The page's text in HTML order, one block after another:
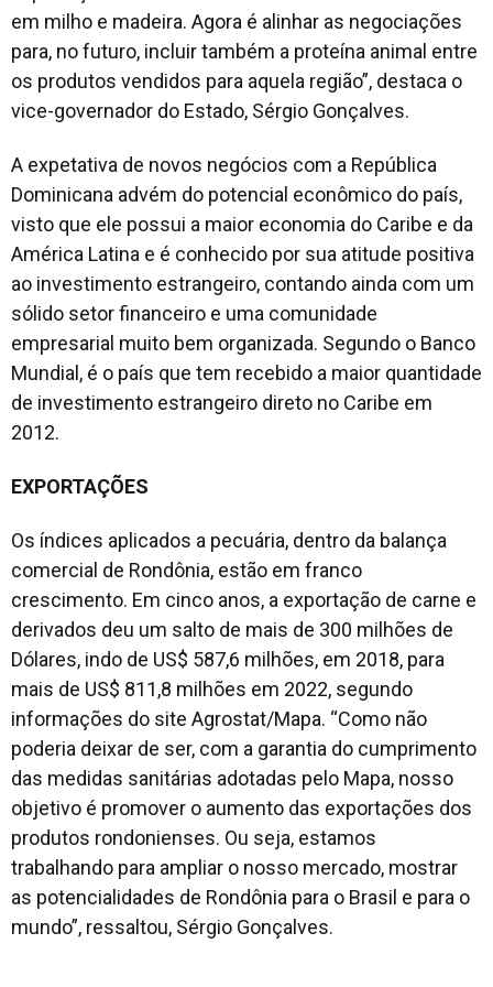
em milho e madeira. Agora é alinhar as negociações
para, no futuro, incluir também a proteína animal entre
os produtos vendidos para aquela região”, destaca o
vice-governador do Estado, Sérgio Gonçalves.
A expetativa de novos negócios com a República
Dominicana advém do potencial econômico do país,
visto que ele possui a maior economia do Caribe e da
América Latina e é conhecido por sua atitude positiva
ao investimento estrangeiro, contando ainda com um
sólido setor financeiro e uma comunidade
empresarial muito bem organizada. Segundo o Banco
Mundial, é o país que tem recebido a maior quantidade
de investimento estrangeiro direto no Caribe em
2012.
EXPORTAÇÕES
Os índices aplicados a pecuária, dentro da balança
comercial de Rondônia, estão em franco
crescimento. Em cinco anos, a exportação de carne e
derivados deu um salto de mais de 300 milhões de
Dólares, indo de US$ 587,6 milhões, em 2018, para
mais de US$ 811,8 milhões em 2022, segundo
informações do site Agrostat/Mapa. “Como não
poderia deixar de ser, com a garantia do cumprimento
das medidas sanitárias adotadas pelo Mapa, nosso
objetivo é promover o aumento das exportações dos
produtos rondonienses. Ou seja, estamos
trabalhando para ampliar o nosso mercado, mostrar
as potencialidades de Rondônia para o Brasil e para o
mundo”, ressaltou, Sérgio Gonçalves.